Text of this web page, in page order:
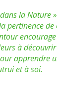
la Nature
pertinence de
à
apprendre
et à soi.